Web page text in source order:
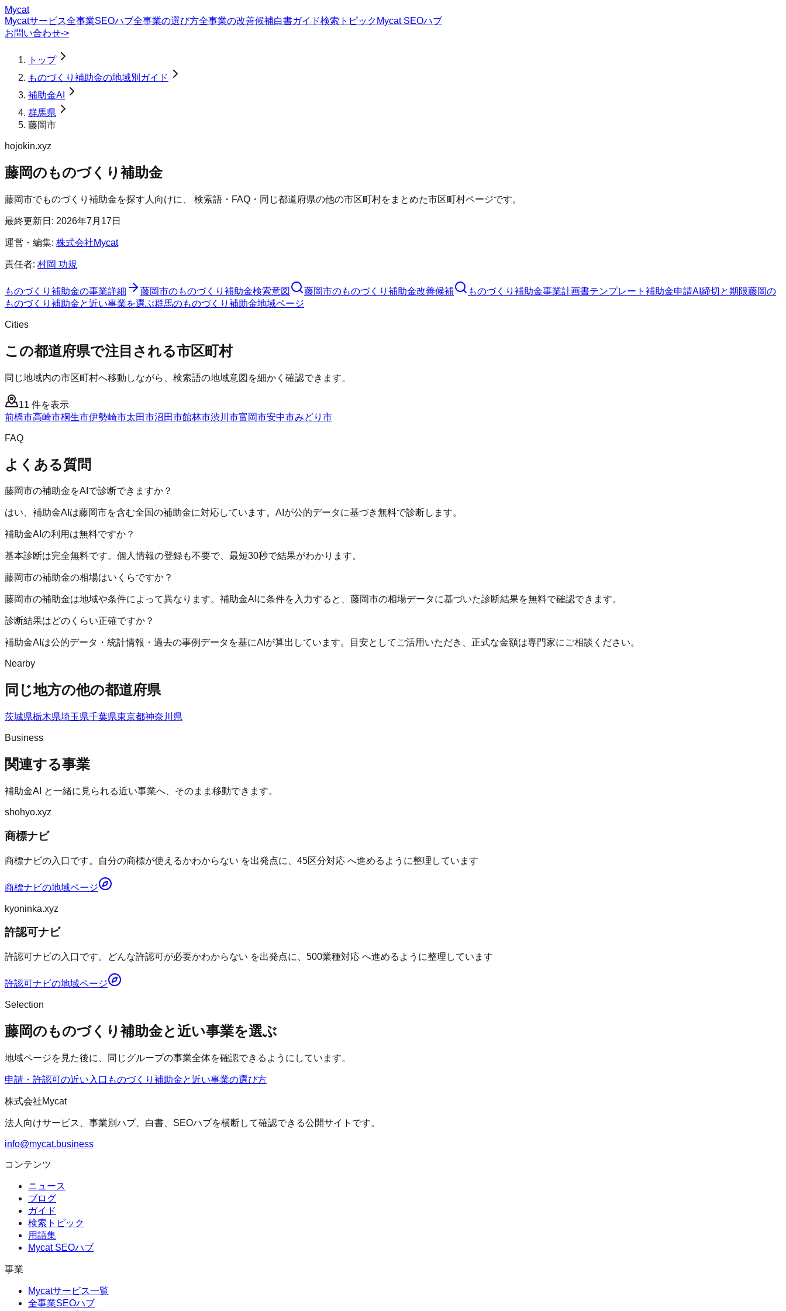
Mycat
Mycatサービス全事業SEOハブ全事業の選び方全事業の改善候補白書ガイド検索トピック Mycat SEOハブ
お問い合わせ->
トップ
ものづくり補助金の地域別ガイド
補助金AI
群馬県
藤岡市
hojokin.xyz
藤岡のものづくり補助金
藤岡市でものづくり補助金を探す人向けに、 検索語・FAQ・同じ都道府県の他の市区町村をまとめた市区町村ページです。
最終更新日: 2026年7月17日
運営・編集: 株式会社Mycat
責任者: 村岡 功規
ものづくり補助金の事業詳細 藤岡市のものづくり補助金検索意図 藤岡市のものづくり補助金改善候補 ものづくり補助金事業計画書テンプレート 補助金申請AI 締切と期限藤岡の
ものづくり補助金と近い事業を選ぶ群馬のものづくり補助金地域ページ
Cities
この都道府県で注目される市区町村
同じ地域内の市区町村へ移動しながら、検索語の地域意図を細かく確認できます。
11 件を表示
前橋市高崎市桐生市伊勢崎市太田市沼田市館林市渋川市富岡市安中市みどり市
FAQ
よくある質問
藤岡市の補助金をAIで診断できますか？
はい、補助金AIは藤岡市を含む全国の補助金に対応しています。AIが公的データに基づき無料で診断します。
補助金AIの利用は無料ですか？
基本診断は完全無料です。個人情報の登録も不要で、最短30秒で結果がわかります。
藤岡市の補助金の相場はいくらですか？
藤岡市の補助金は地域や条件によって異なります。補助金AIに条件を入力すると、藤岡市の相場データに基づいた診断結果を無料で確認できます。
診断結果はどのくらい正確ですか？
補助金AIは公的データ・統計情報・過去の事例データを基にAIが算出しています。目安としてご活用いただき、正式な金額は専門家にご相談ください。
Nearby
同じ地方の他の都道府県
茨城県栃木県埼玉県千葉県東京都神奈川県
Business
関連する事業
補助金AI と一緒に見られる近い事業へ、そのまま移動できます。
shohyo.xyz
商標ナビ
商標ナビの入口です。自分の商標が使えるかわからない を出発点に、45区分対応 へ進めるように整理しています
商標ナビの地域ページ
kyoninka.xyz
許認可ナビ
許認可ナビの入口です。どんな許認可が必要かわからない を出発点に、500業種対応 へ進めるように整理しています
許認可ナビの地域ページ
Selection
藤岡のものづくり補助金と近い事業を選ぶ
地域ページを見た後に、同じグループの事業全体を確認できるようにしています。
申請・許認可の近い入口 ものづくり補助金と近い事業の選び方
株式会社Mycat
法人向けサービス、事業別ハブ、白書、SEOハブを横断して確認できる公開サイトです。
info@mycat.business
コンテンツ
ニュース
ブログ
ガイド
検索トピック
用語集
Mycat SEOハブ
事業
Mycatサービス一覧
全事業SEOハブ